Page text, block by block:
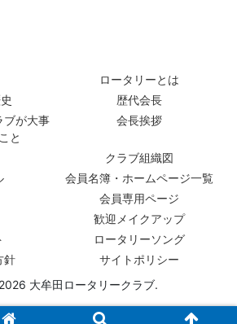
ロータリーとは
歴代会長
ブが大事
と
会長挨拶
クラブ組織図
会員名簿・ホームページ一覧
会員専用ページ
歓迎メイクアップ
ロータリーソング
針
サイトポリシー
大牟田ロータリークラブ.